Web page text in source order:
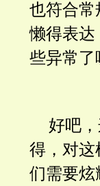
也符合常
懒得表达
些异常了
好吧
得，对这
们需要炫